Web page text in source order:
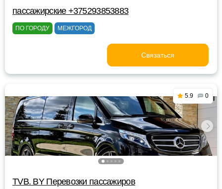
пассажирские +375293853883
ПО ГОРОДУ МЕЖГОРОД
Связаться
5.9 0
TVB. BY Перевозки пассажиров